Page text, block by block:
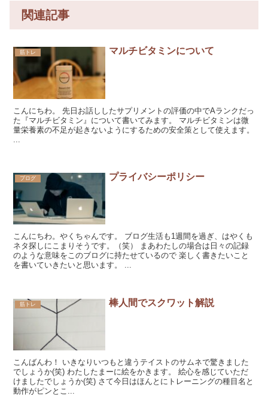
関連記事
筋トレ マルチビタミンについて
こんにちわ。 先日お話ししたサプリメントの評価の中でAランクだっ
た『マルチビタミン』について書いてみます。 マルチビタミンは微
量栄養素の不足が起きないようにするための安全策として使えます。
ブログ プライバシーポリシー
こんにちわ。やくちゃんです。 ブログ生活も1週間を過ぎ、はやくも
ネタ探しにこまりそうです。（笑） まあわたしの場合は日々の記録
のような意味をこのブログに持たせているので 楽しく書きたいこと
を書いていきたいと思います。 ...
筋トレ 棒人間でスクワット解説
こんばんわ！ いきなりいつもと違うテイストのサムネで驚きました
でしょうか(笑) わたしたまーに絵をかきます。 絵心を感じていただ
けましたでしょうか(笑) さて今日はほんとにトレーニングの種目名と
動作がピンとこ...